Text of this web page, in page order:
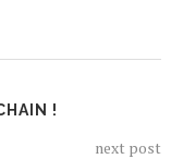
!
next post